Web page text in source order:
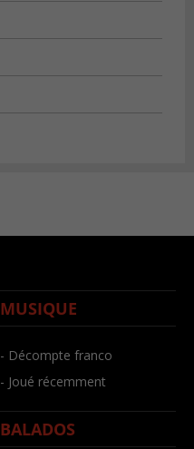
MUSIQUE
- Décompte franco
- Joué récemment
BALADOS